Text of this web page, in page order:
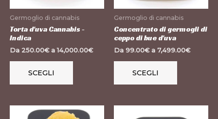
Germoglio di cannabis
Torta d'uva Cannabis -
Indica
Da 250.00€a14,000.00€
SCEGLI
essere
nella
Germoglio di cannabis
Concentrato di germogli di
ceppo di bue d'uva
Da 99.00€a 7,499.00€
SCEGLI
essere
nella
Questo